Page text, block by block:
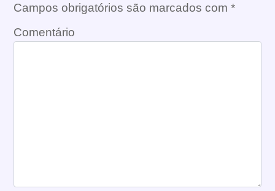
Campos obrigatórios são marcados com *
Comentário